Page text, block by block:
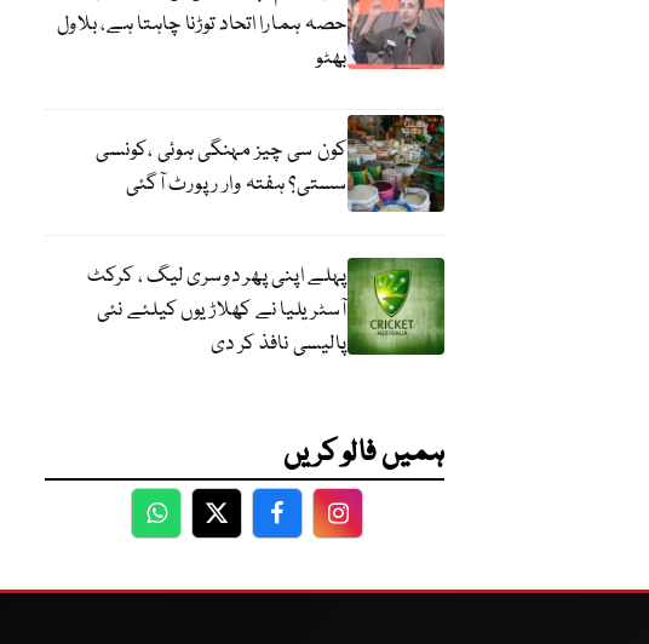
حصہ ہمارا اتحاد توڑنا چاہتا ہے، بلاول
بھٹو
کون سی چیز مہنگی ہوئی ،کونسی
سستی؟ ہفتہ وار رپورٹ آگئی
پہلے اپنی پھر دوسری لیگ ، کرکٹ
آسٹریلیا نے کھلاڑیوں کیلئے نئی
پالیسی نافذ کر دی
ہمیں فالو کریں
WhatsApp
TwitterFacebookFacebook